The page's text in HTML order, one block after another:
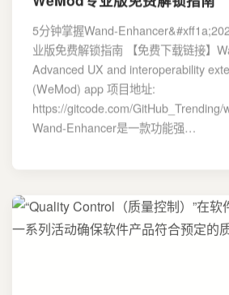
5分钟掌握Wand-
业版免费解锁指南 【免费下载链接】
Advanced UX and interoperability
(WeMod) app 项目地址:
https://gitcode.com/
Wand-Enhancer是一款功能强…